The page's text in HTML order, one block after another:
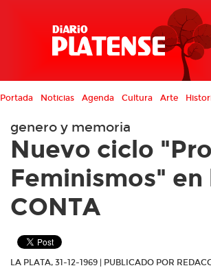
Portada Noticias Agenda Cultura Arte
genero y memoria
Nuevo ciclo
Feminismos"
CONTA
LA PLATA, 31-12-1969 | PUBLICADO POR